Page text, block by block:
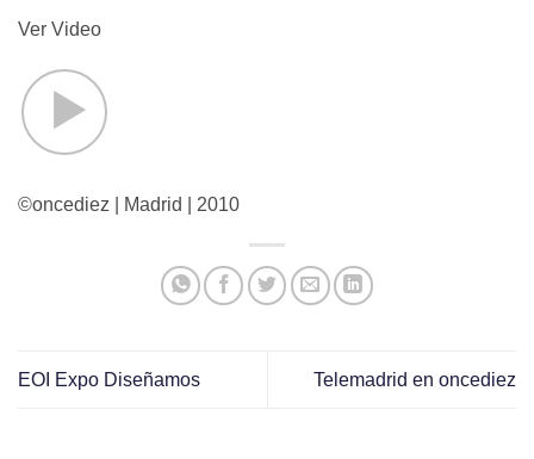
Ver Video
©oncediez | Madrid | 2010
EOI Expo Diseñamos Telemadrid en oncediez